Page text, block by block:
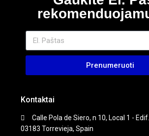
Prenumeruoti
Kontaktai
Calle Pola de Siero, n 10, Local 1 - Edif.
03183 Torrevieja, Spain